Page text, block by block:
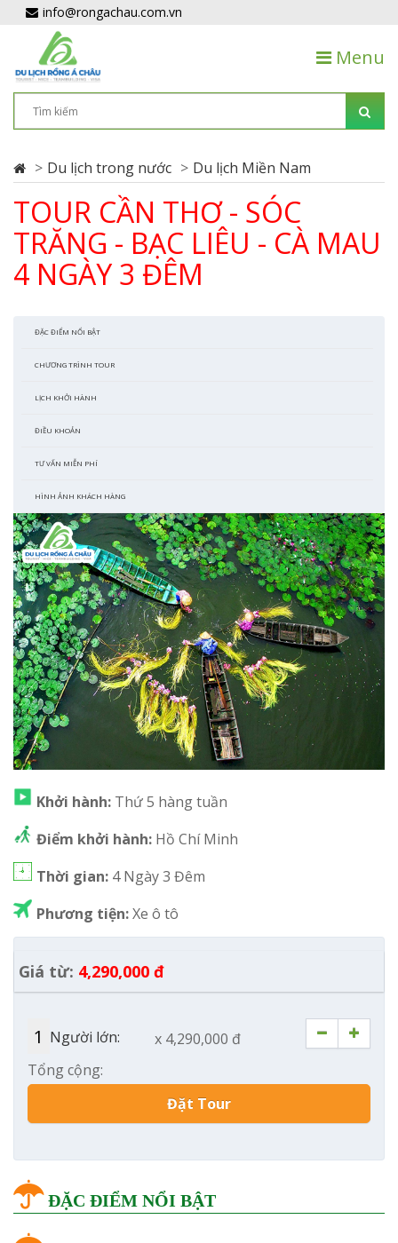
info@rongachau.com.vn
Menu
Du lịch trong nước Du lịch Miền Nam
TOUR CẦN THƠ - SÓC
TRĂNG - BẠC LIÊU - CÀ MAU
4 NGÀY 3 ĐÊM
Khởi hành:Thứ 5 hàng tuần
Điểm khởi hành: Hồ Chí Minh
Thời gian: 4 Ngày 3 Đêm
Phương tiện:Xe ô tô
Giá từ: 4,290,000 đ
Người lớn:
x 4,290,000 đ
Tổng cộng:
Đặt Tour
ĐẶC ĐIỂM NỔI BẬT
ĐẶC ĐIỂM NỔI BẬT
CHƯƠNG TRÌNH TOUR
LỊCH KHỞI HÀNH
ĐIỀU KHOẢN
TƯ VẤN MIỄN PHÍ
HÌNH ẢNH KHÁCH HÀNG